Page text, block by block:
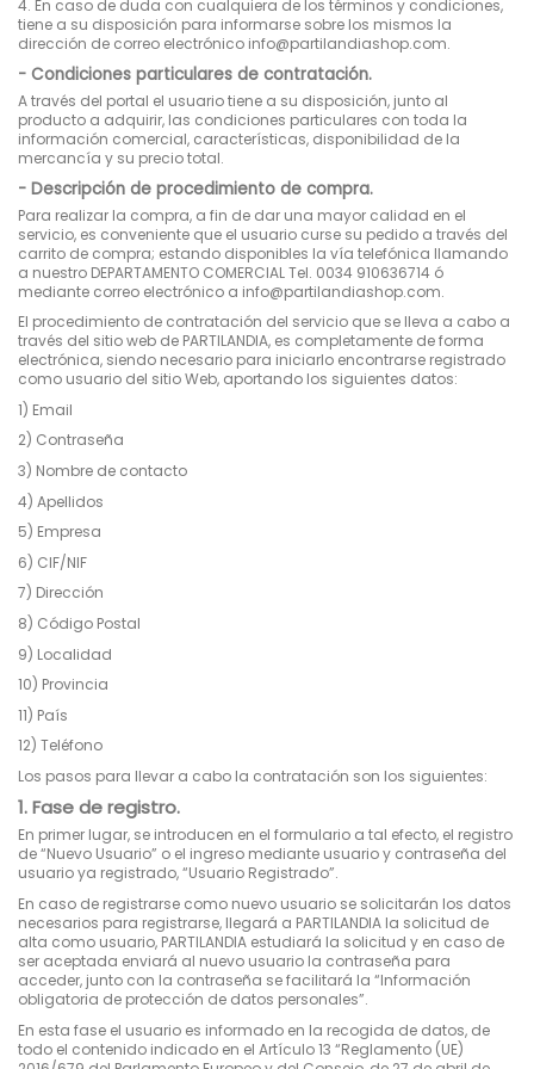
4. En caso de duda con cualquiera de los términos y condiciones,
tiene a su disposición para informarse sobre los mismos la
dirección de correo electrónico info@partilandiashop.com.
- Condiciones particulares de contratación.
A través del portal el usuario tiene a su disposición, junto al
producto a adquirir, las condiciones particulares con toda la
información comercial, características, disponibilidad de la
mercancía y su precio total.
- Descripción de procedimiento de compra.
Para realizar la compra, a fin de dar una mayor calidad en el
servicio, es conveniente que el usuario curse su pedido a través del
carrito de compra; estando disponibles la vía telefónica llamando
a nuestro DEPARTAMENTO COMERCIAL Tel. 0034 910636714 ó
mediante correo electrónico a info@partilandiashop.com.
El procedimiento de contratación del servicio que se lleva a cabo a
través del sitio web de PARTILANDIA, es completamente de forma
electrónica, siendo necesario para iniciarlo encontrarse registrado
como usuario del sitio Web, aportando los siguientes datos:
1) Email
2) Contraseña
3) Nombre de contacto
4) Apellidos
5) Empresa
6) CIF/NIF
7) Dirección
8) Código Postal
9) Localidad
10) Provincia
11) País
12) Teléfono
Los pasos para llevar a cabo la contratación son los siguientes:
1. Fase de registro.
En primer lugar, se introducen en el formulario a tal efecto, el registro
de “Nuevo Usuario” o el ingreso mediante usuario y contraseña del
usuario ya registrado, “Usuario Registrado”.
En caso de registrarse como nuevo usuario se solicitarán los datos
necesarios para registrarse, llegará a PARTILANDIA la solicitud de
alta como usuario, PARTILANDIA estudiará la solicitud y en caso de
ser aceptada enviará al nuevo usuario la contraseña para
acceder, junto con la contraseña se facilitará la “Información
obligatoria de protección de datos personales”.
En esta fase el usuario es informado en la recogida de datos, de
todo el contenido indicado en el Artículo 13 “Reglamento (UE)